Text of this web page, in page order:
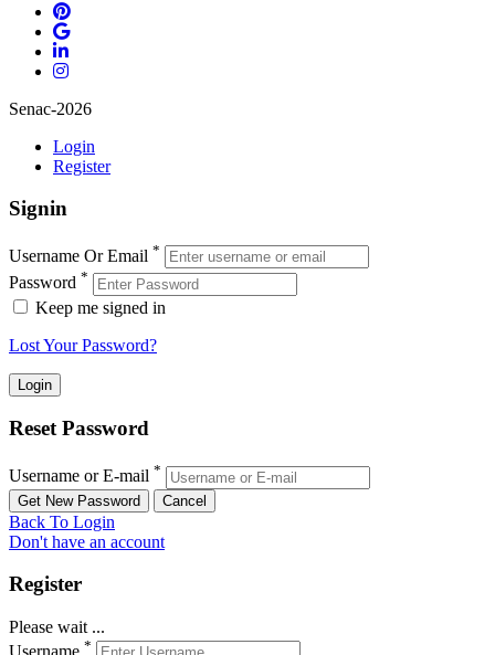
Senac-2026
Login
Register
Signin
Username Or Email *
Password *
Keep me signed in
Lost Your Password?
Reset Password
Username or E-mail *
Back To Login
Don't have an account
Register
Please wait ...
*